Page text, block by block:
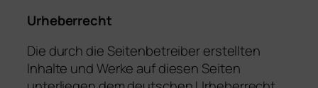
Urheberrecht
Die durch die Seitenbetreiber erstellten
Inhalte und Werke auf diesen Seiten